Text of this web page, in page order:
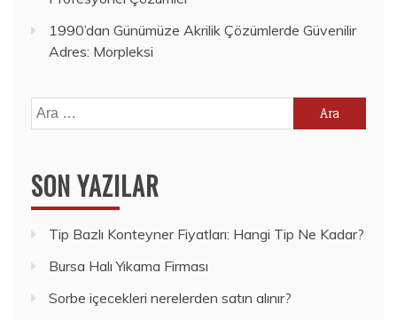
1990’dan Günümüze Akrilik Çözümlerde Güvenilir
Adres: Morpleksi
Arama:
SON YAZILAR
Tip Bazlı Konteyner Fiyatları: Hangi Tip Ne Kadar?
Bursa Halı Yıkama Firması
Sorbe içecekleri nerelerden satın alınır?